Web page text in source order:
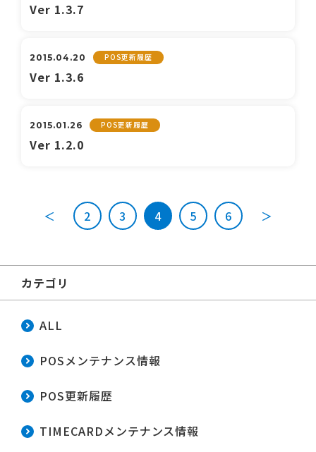
Ver 1.3.7
2015.04.20 POS更新履歴
Ver 1.3.6
2015.01.26 POS更新履歴
Ver 1.2.0
＜ 2 3 4 5 6 ＞
カテゴリ
ALL
POSメンテナンス情報
POS更新履歴
TIMECARDメンテナンス情報